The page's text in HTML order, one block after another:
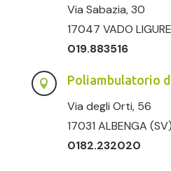
Via Sabazia, 30
17047 VADO
019.883516
 Poliambulatorio
Via degli Orti, 56
17031 ALBENGA (SV)
0182.232020